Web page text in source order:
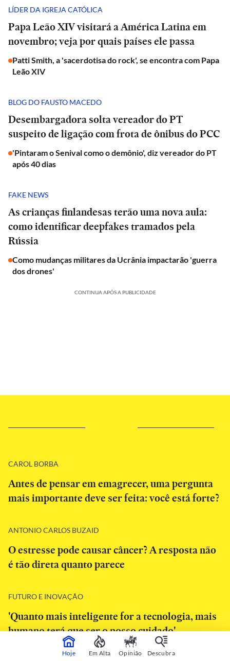
LÍDER DA IGREJA CATÓLICA
Papa Leão XIV visitará a América Latina em
novembro; veja por quais países ele passa
Patti Smith, a 'sacerdotisa do rock', se encontra com Papa
Leão XIV
BLOG DO FAUSTO MACEDO
Desembargadora solta vereador do PT
suspeito de ligação com frota de ônibus do PCC
'Pintaram o Senival como o demônio', diz vereador do PT
após 40 dias
FAKE NEWS
As crianças finlandesas terão uma nova aula:
como identificar deepfakes tramados pela
Rússia
Como mudanças militares da Ucrânia impactarão 'guerra
dos drones'
CONTINUA APÓS A PUBLICIDADE
CAROL BORBA
Antes de pensar em emagrecer, uma pergunta
mais importante deve ser feita: você está forte?
ANTONIO CARLOS BUZAID
O estresse pode causar câncer? A resposta não
é tão direta quanto parece
FUTURO E INOVAÇÃO
'Quanto mais inteligente for a tecnologia, mais
humano terá que ser o nosso cuidado'
Hoje Em Alta Opinião Descubra